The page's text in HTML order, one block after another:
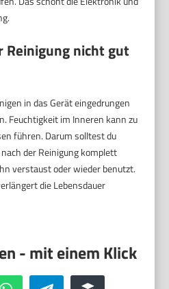
Reinigung nicht gut
in das Gerät eingedrungen
Feuchtigkeit im Inneren kann zu
führen. Darum solltest du
der Reinigung komplett
verstaust oder wieder benutzt.
die Lebensdauer